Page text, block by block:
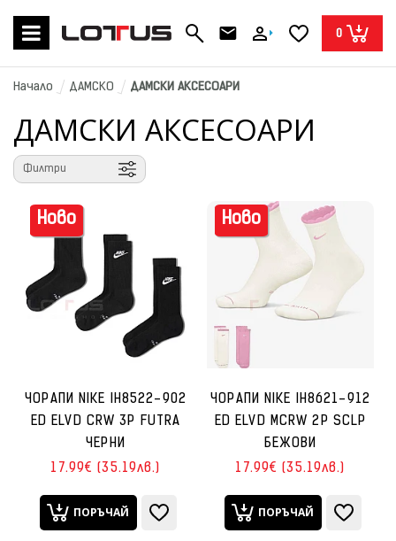
0
Начало ДАМСКО ДАМСКИ АКСЕСОАРИ
ДАМСКИ АКСЕСОАРИ
Филтри
Ново
ЧОРАПИ NIKE IH8522-902
ED ELVD CRW 3P FUTRA
ЧЕРНИ
17.99€ (35.19лв.)
ПОРЪЧАЙ
Ново
ЧОРАПИ NIKE IH8621-912
ED ELVD MCRW 2P SCLP
БЕЖОВИ
17.99€ (35.19лв.)
ПОРЪЧАЙ